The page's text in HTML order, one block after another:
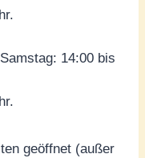
14:00 bis
geöffnet (außer